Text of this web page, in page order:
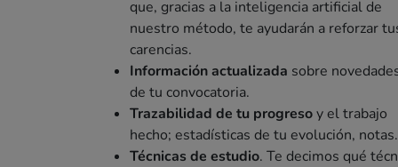
que, gracias a la inteligencia artificial de
nuestro método, te ayudarán a reforzar
carencias.
Información actualizada sobre
de tu convocatoria.
Trazabilidad de tu progresoy el trabajo
hecho; estadísticas de tu evolución,
Técnicas de estudio. Te decimos qué